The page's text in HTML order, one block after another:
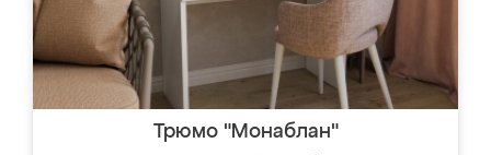
Трюмо "Монаблан"